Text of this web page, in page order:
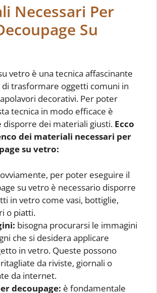
Necessari Per
Su
vetro è una tecnica affascinante
trasformare oggetti comuni in
decorativi. Per poter
tecnica in modo efficace è
dei materiali giusti. Ecco
dei materiali necessari per
su vetro:
ovviamente, per poter eseguire il
su vetro è necessario disporre
in vetro come vasi, bottiglie,
o piatti.
bisogna procurarsi le immagini
che si desidera applicare
in vetro. Queste possono
da riviste, giornali o
da internet.
decoupage: è fondamentale